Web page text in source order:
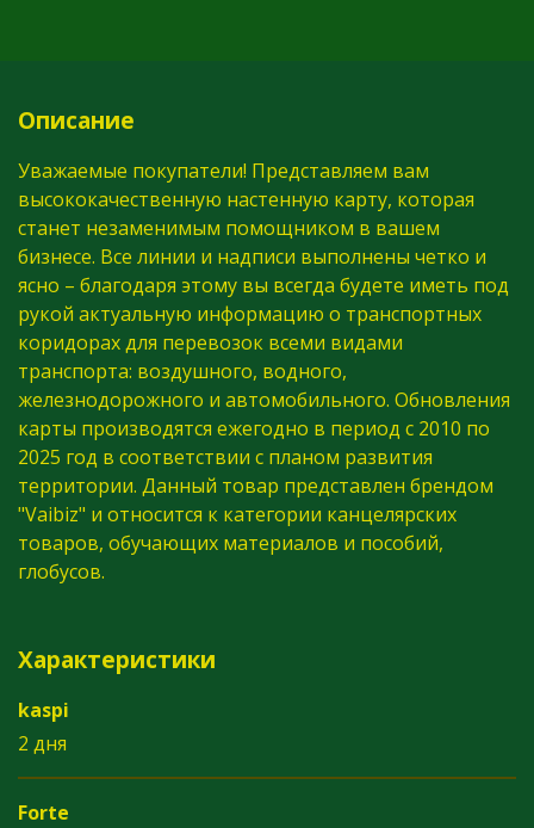
Описание
Уважаемые покупатели! Представляем вам
высококачественную настенную карту, которая
станет незаменимым помощником в вашем
бизнесе. Все линии и надписи выполнены четко и
ясно – благодаря этому вы всегда будете иметь под
рукой актуальную информацию о транспортных
коридорах для перевозок всеми видами
транспорта: воздушного, водного,
железнодорожного и автомобильного. Обновления
карты производятся ежегодно в период с 2010 по
2025 год в соответствии с планом развития
территории. Данный товар представлен брендом
"Vaibiz" и относится к категории канцелярских
товаров, обучающих материалов и пособий,
глобусов.
Характеристики
kaspi
2 дня
Forte